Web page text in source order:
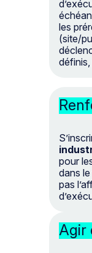
les
(site/
définis,
pour
dans
pas
Agir